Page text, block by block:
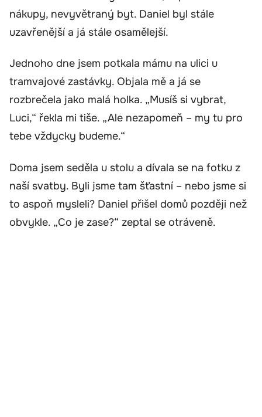
nákupy, nevyvětraný byt. Daniel byl stále
uzavřenější a já stále osamělejší.
Jednoho dne jsem potkala mámu na ulici u
tramvajové zastávky. Objala mě a já se
rozbrečela jako malá holka. „Musíš si vybrat,
Luci,“ řekla mi tiše. „Ale nezapomeň – my tu pro
tebe vždycky budeme.“
Doma jsem seděla u stolu a dívala se na fotku z
naší svatby. Byli jsme tam šťastní – nebo jsme si
to aspoň mysleli? Daniel přišel domů později než
obvykle. „Co je zase?“ zeptal se otráveně.